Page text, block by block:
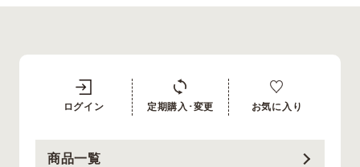
ログイン 定期購入･変更 お気に入り
商品一覧